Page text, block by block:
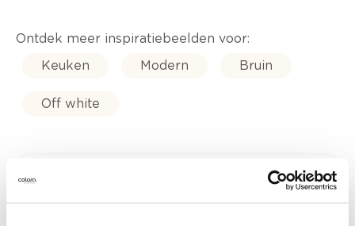
Ontdek meer inspiratiebeelden voor:
Keuken
Modern Bruin
Off white